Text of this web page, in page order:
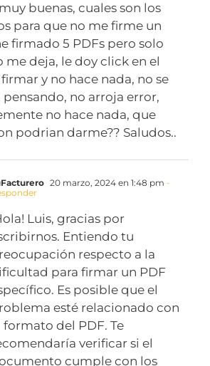
buenas, cuales son los
para que no me firme un
firmado 5 PDFs pero solo
me deja, le doy click en el
y no hace nada, no se
no arroja error,
no hace nada, que
podrian darme?? Saludos..
20 marzo, 2024 en 1:48 pm -
Luis, gracias por
Entiendo tu
respecto a la
para firmar un PDF
Es posible que el
esté relacionado con
formato del PDF. Te
verificar si el
cumple con los